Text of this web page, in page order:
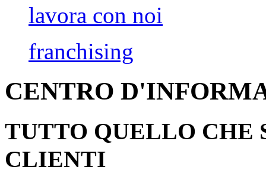
lavora con noi
franchising
CENTRO
TUTTO QUELLO CHE
CLIENTI